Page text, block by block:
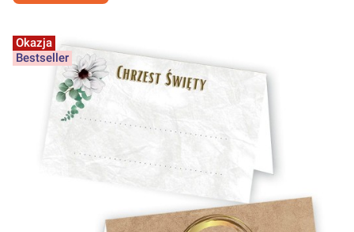
Okazja
Bestseller